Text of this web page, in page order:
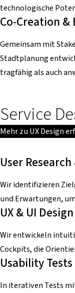
technologische
Co-Creation
Gemeinsam mit
Stadtplanung
tragfähig als auch
Service
Mehr zu UX Design
User
Wir identifizieren
und Erwartungen,
UX & UI Design
Wir entwickeln
Cockpits, die
Usability
In iterativen Tests